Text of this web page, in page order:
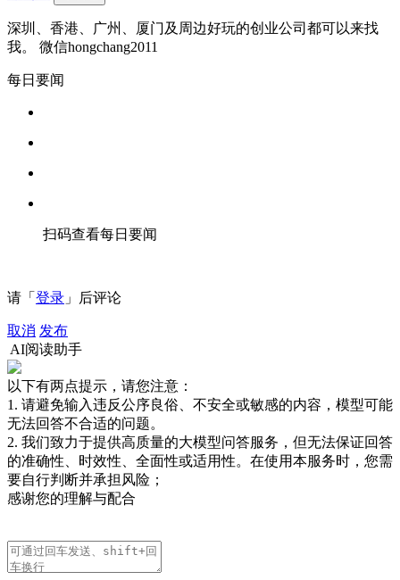
深圳、香港、广州、厦门及周边好玩的创业公司都可以来找
我。 微信hongchang2011
每日要闻
扫码查看每日要闻
请「 登录 」后评论
取消 发布
AI阅读助手
以下有两点提示，请您注意：
1. 请避免输入违反公序良俗、不安全或敏感的内容，模型可能
无法回答不合适的问题。
2. 我们致力于提供高质量的大模型问答服务，但无法保证回答
的准确性、时效性、全面性或适用性。在使用本服务时，您需
要自行判断并承担风险；
感谢您的理解与配合